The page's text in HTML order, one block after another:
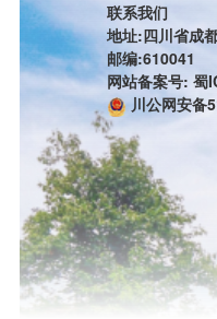
联系我们
地址:四川省成
邮编:610041
网站备案号: 蜀
川公网安备